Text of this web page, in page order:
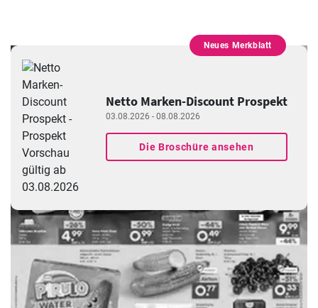
Netto Marken-Discount Prospekt
03.08.2026 - 08.08.2026
Die Broschüre ansehen
Neues Merkblatt
WERBUNG